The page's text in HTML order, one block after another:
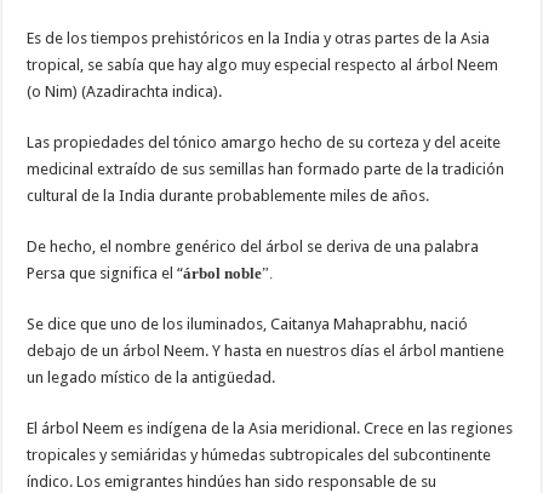
Es de los tiempos prehistóricos en la India y otras partes de la Asia
tropical, se sabía que hay algo muy especial respecto al árbol Neem
(o Nim) (Azadirachta indica).
Las propiedades del tónico amargo hecho de su corteza y del aceite
medicinal extraído de sus semillas han formado parte de la tradición
cultural de la India durante probablemente miles de años.
De hecho, el nombre genérico del árbol se deriva de una palabra
Persa que significa el “árbol noble”.
Se dice que uno de los iluminados, Caitanya Mahaprabhu, nació
debajo de un árbol Neem. Y hasta en nuestros días el árbol mantiene
un legado místico de la antigüedad.
El árbol Neem es indígena de la Asia meridional. Crece en las regiones
tropicales y semiáridas y húmedas subtropicales del subcontinente
índico. Los emigrantes hindúes han sido responsable de su